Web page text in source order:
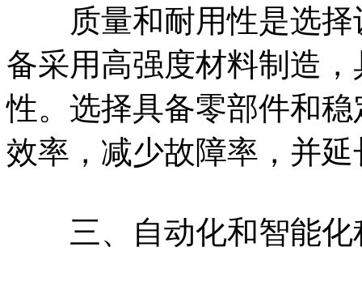
质量和耐用性是选择
备采用高强度材料制造
性。选择具备零部件和
效率，减少故障率，并
三、自动化和智能化